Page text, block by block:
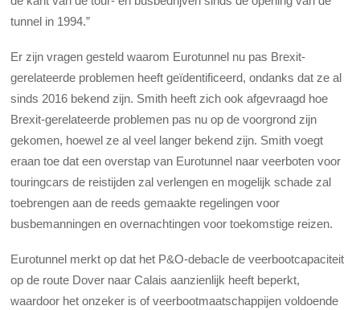
tunnel in 1994.”
Er zijn vragen gesteld waarom Eurotunnel nu pas Brexit-
gerelateerde problemen heeft geïdentificeerd, ondanks dat ze al
sinds 2016 bekend zijn. Smith heeft zich ook afgevraagd hoe
Brexit-gerelateerde problemen pas nu op de voorgrond zijn
gekomen, hoewel ze al veel langer bekend zijn. Smith voegt
eraan toe dat een overstap van Eurotunnel naar veerboten voor
touringcars de reistijden zal verlengen en mogelijk schade zal
toebrengen aan de reeds gemaakte regelingen voor
busbemanningen en overnachtingen voor toekomstige reizen.
Eurotunnel merkt op dat het P&O-debacle de veerbootcapaciteit
op de route Dover naar Calais aanzienlijk heeft beperkt,
waardoor het onzeker is of veerbootmaatschappijen voldoende